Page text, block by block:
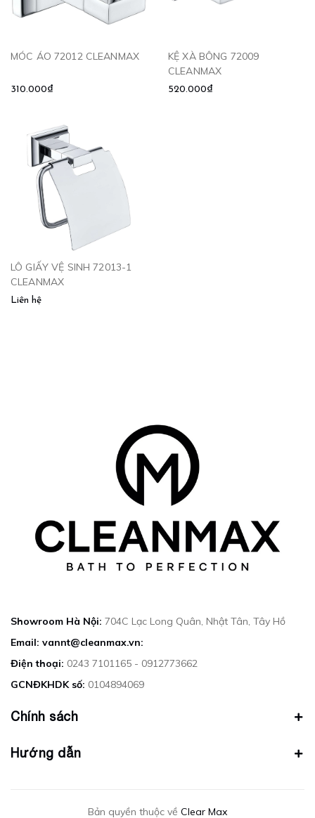
MÓC ÁO 72012 CLEANMAX
310.000₫
KỆ XÀ BÔNG 72009
CLEANMAX
520.000₫
LÔ GIẤY VỆ SINH 72013-1
CLEANMAX
Liên hệ
Showroom Hà Nội: 704C Lạc Long Quân, Nhật Tân, Tây Hồ
Email: vannt@cleanmax.vn:
Điện thoại: 0243 7101165 - 0912773662
GCNĐKHDK số: 0104894069
Chính sách
Hướng dẫn
Bản quyền thuộc về Clear Max